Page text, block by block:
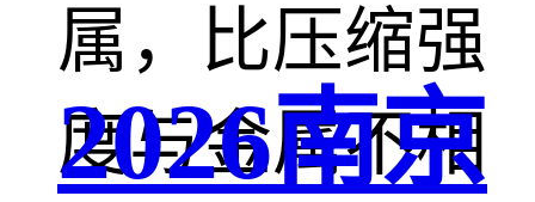
属，比压缩强
度与金属不相
2026南京